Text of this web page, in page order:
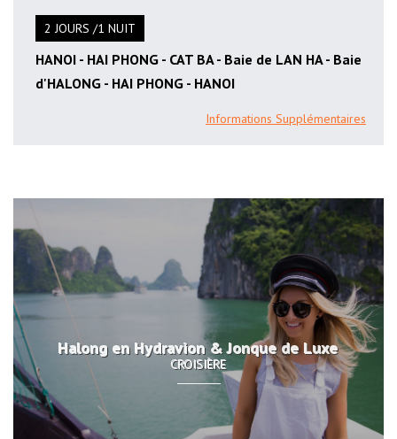
2 JOURS /1 NUIT
HANOI - HAI PHONG - CAT BA - Baie de LAN HA - Baie
d'HALONG - HAI PHONG - HANOI
Informations Supplémentaires
Halong en Hydravion & Jonque de Luxe
CROISIÈRE